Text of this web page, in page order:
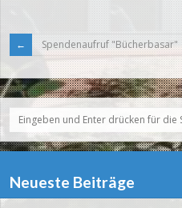
Spendenaufruf "Bücherbasar"
Neueste Beiträge